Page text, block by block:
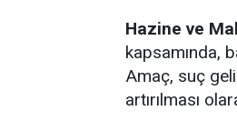
Hazine ve
kapsamında,
Amaç, suç
artırılması